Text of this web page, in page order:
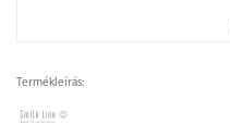
Termékleírás: